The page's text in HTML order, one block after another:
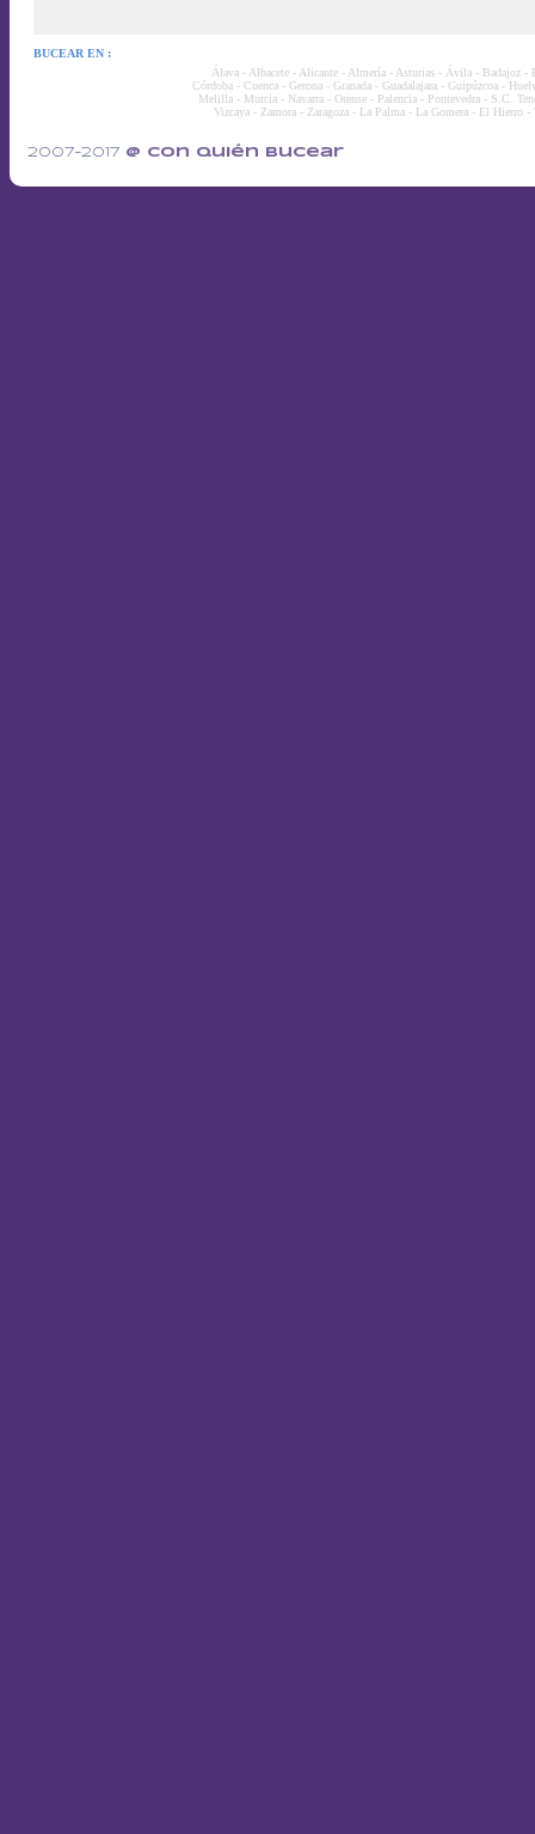
BUCEAR EN :
Álava- Albacete- Alicante- Almería- Asturias- Ávila- Badajoz-
Córdoba- Cuenca- Gerona- Granada- Guadalajara- Guipúzcoa-
Melilla- Murcia- Navarra- Orense- Palencia- Pontevedra- S.C.
Vizcaya- Zamora- Zaragoza- La Palma- La Gomera- El Hierro-
2007-2017 @ con quién bucear